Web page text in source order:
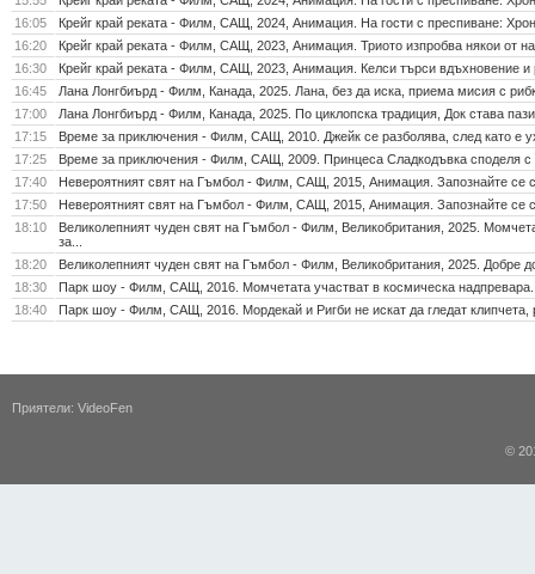
16:05
Крейг край реката - Филм, САЩ, 2024, Анимация. На гости с преспиване:
16:20
Крейг край реката - Филм, САЩ, 2023, Анимация. Триото изпробва някои от
16:30
Крейг край реката - Филм, САЩ, 2023, Анимация. Келси търси вдъхновение и
16:45
Лана Лонгбиърд - Филм, Канада, 2025. Лана, без да иска, приема мисия с
17:00
Лана Лонгбиърд - Филм, Канада, 2025. По циклопска традиция, Док става
17:15
Време за приключения - Филм, САЩ, 2010. Джейк се разболява, след като е
17:25
Време за приключения - Филм, САЩ, 2009. Принцеса Сладкодъвка споделя с
17:40
Невероятният свят на Гъмбол - Филм, САЩ, 2015, Анимация. Запознайте се
17:50
Невероятният свят на Гъмбол - Филм, САЩ, 2015, Анимация. Запознайте се
18:10
Великолепният чуден свят на Гъмбол - Филм, Великобритания, 2025.
за...
18:20
Великолепният чуден свят на Гъмбол - Филм, Великобритания, 2025. Добре
18:30
Парк шоу - Филм, САЩ, 2016. Момчетата участват в космическа надпревара.
18:40
Парк шоу - Филм, САЩ, 2016. Мордекай и Ригби не искат да гледат клипчета,
Приятели: VideoFen
©